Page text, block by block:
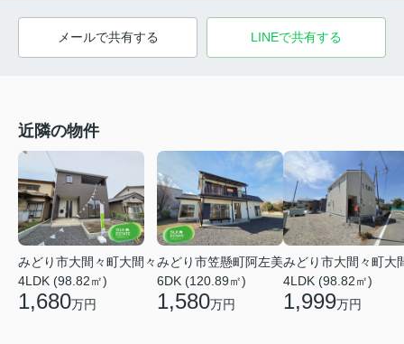
メールで共有する LINEで共有する
近隣の物件
みどり市大間々町大間々
4LDK (98.82㎡)
1,680万円
みどり市笠懸町阿左美
6DK (120.89㎡)
1,580万円
みどり市大間々町大
4LDK (98.82㎡)
1,999万円